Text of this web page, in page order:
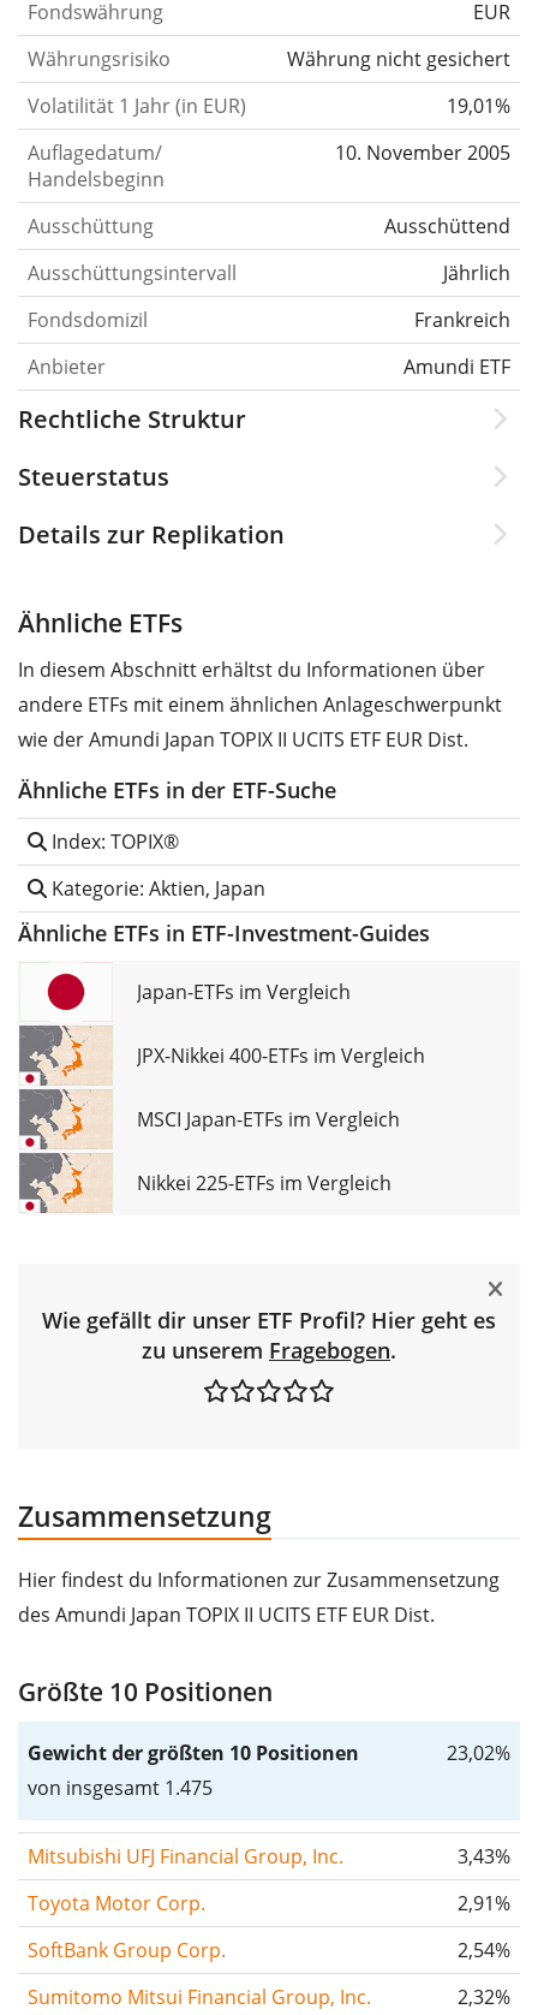
Fondswährung
EUR
Währungsrisiko
Währung nicht gesichert
Volatilität 1 Jahr (in EUR)
19,01%
Auflagedatum/
Handelsbeginn
10. November 2005
Ausschüttung
Ausschüttend
Ausschüttungsintervall
Jährlich
Fondsdomizil
Frankreich
Anbieter
Amundi ETF
Rechtliche Struktur
Steuerstatus
Details zur Replikation
Ähnliche ETFs
In diesem Abschnitt erhältst du Informationen über
andere ETFs mit einem ähnlichen Anlageschwerpunkt
wie der Amundi Japan TOPIX II UCITS ETF EUR Dist.
Ähnliche ETFs in der ETF-Suche
Index: TOPIX®
Kategorie: Aktien, Japan
Ähnliche ETFs in ETF-Investment-Guides
Japan-ETFs im Vergleich
JPX-Nikkei 400-ETFs im Vergleich
MSCI Japan-ETFs im Vergleich
Nikkei 225-ETFs im Vergleich
Wie gefällt dir unser ETF Profil? Hier geht es
zu unserem Fragebogen.
Zusammensetzung
Hier findest du Informationen zur Zusammensetzung
des Amundi Japan TOPIX II UCITS ETF EUR Dist.
Größte 10 Positionen
Gewicht der größten 10 Positionen
von insgesamt 1.475
23,02%
Mitsubishi UFJ Financial Group, Inc.
3,43%
Toyota Motor Corp.
2,91%
SoftBank Group Corp.
2,54%
Sumitomo Mitsui Financial Group, Inc.
2,32%